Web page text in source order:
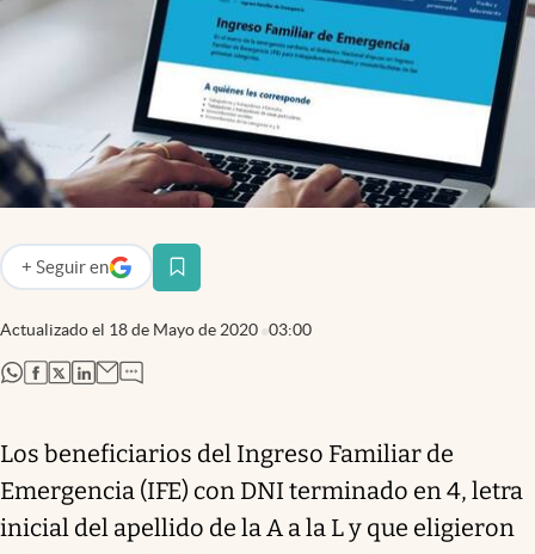
Mundial 2026
Eventos Corporativos
Mediakit
Argentina
Actualizado el 18 de Mayo de 2020 03:00
+ Seguir en
abre en nueva pestaña
abre en nueva pestaña
abre en nueva pestaña
abre en nueva pestaña
abre en nueva pestaña
Los beneficiarios del Ingreso Familiar de
Emergencia (IFE) con DNI terminado en 4, letra
inicial del apellido de la A a la L y que eligieron